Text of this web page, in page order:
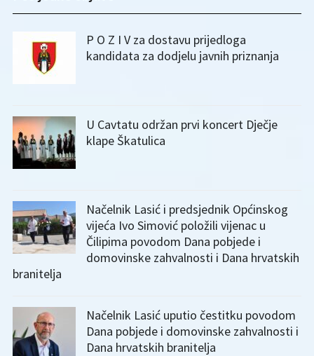
P O Z I V za dostavu prijedloga
kandidata za dodjelu javnih priznanja
U Cavtatu održan prvi koncert Dječje
klape Škatulica
Načelnik Lasić i predsjednik Općinskog
vijeća Ivo Simović položili vijenac u
Čilipima povodom Dana pobjede i
domovinske zahvalnosti i Dana hrvatskih
branitelja
Načelnik Lasić uputio čestitku povodom
Dana pobjede i domovinske zahvalnosti i
Dana hrvatskih branitelja